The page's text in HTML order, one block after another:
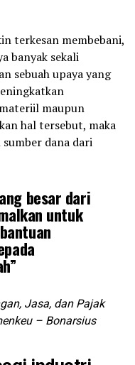
terkesan membebani,
banyak sekali
sebuah upaya yang
maupun
hal tersebut, maka
dana dari
besar dari
untuk
Jasa, dan Pajak
– Bonarsius